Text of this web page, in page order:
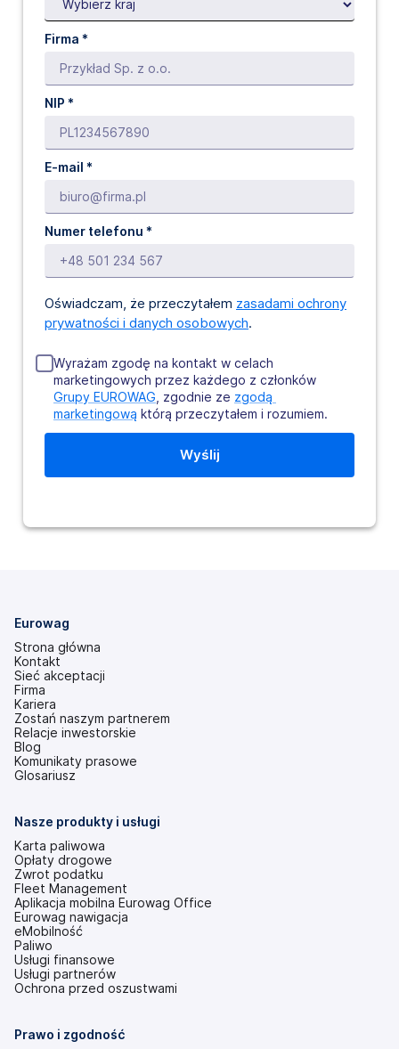
Firma *
NIP *
E-mail *
Numer telefonu *
Oświadczam, że przeczytałem zasadami ochrony
prywatności i danych osobowych.
Wyrażam zgodę na kontakt w celach
marketingowych przez każdego z członków
Grupy EUROWAG , zgodnie ze zgodą
marketingową którą przeczytałem i rozumiem.
Eurowag
Strona główna
Kontakt
Sieć akceptacji
Firma
Kariera
Zostań naszym partnerem
Relacje inwestorskie
(otwiera
się
w
Blog
Komunikaty prasowe
Glosariusz
Nasze produkty i usługi
Karta paliwowa
Opłaty drogowe
Zwrot podatku
Fleet Management
Aplikacja mobilna Eurowag Office
Eurowag nawigacja
eMobilność
Paliwo
Usługi finansowe
Usługi partnerów
Ochrona przed oszustwami
Prawo i zgodność